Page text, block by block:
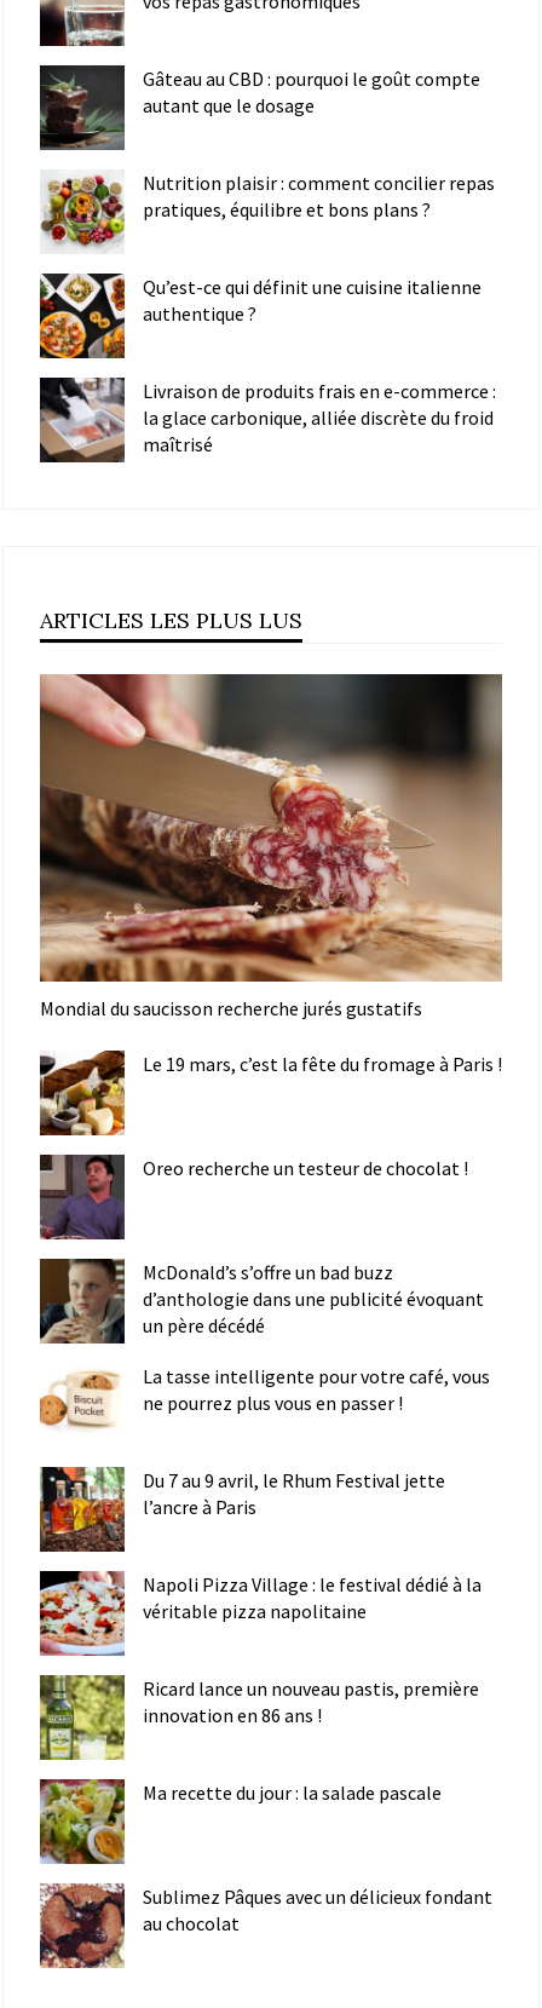
Gâteau au CBD : pourquoi le goût compte
autant que le dosage
Nutrition plaisir : comment concilier repas
pratiques, équilibre et bons plans ?
Qu’est-ce qui définit une cuisine italienne
authentique ?
Livraison de produits frais en e-commerce :
la glace carbonique, alliée discrète du froid
maîtrisé
ARTICLES LES PLUS LUS
Mondial du saucisson recherche jurés gustatifs
Le 19 mars, c’est la fête du fromage à Paris !
Oreo recherche un testeur de chocolat !
McDonald’s s’offre un bad buzz
d’anthologie dans une publicité évoquant
un père décédé
La tasse intelligente pour votre café, vous
ne pourrez plus vous en passer !
Du 7 au 9 avril, le Rhum Festival jette
l’ancre à Paris
Napoli Pizza Village : le festival dédié à la
véritable pizza napolitaine
Ricard lance un nouveau pastis, première
innovation en 86 ans !
Ma recette du jour : la salade pascale
Sublimez Pâques avec un délicieux fondant
au chocolat